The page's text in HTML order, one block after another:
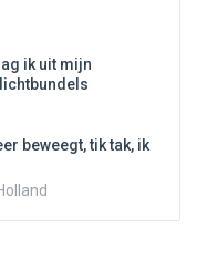
ik uit mijn
beweegt, tik tak, ik